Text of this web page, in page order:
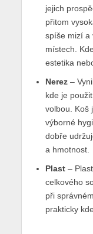
jejich
přitom
spíše mizí a
místech.
estetika
Nerez–
kde je
volbou. Koš
výborné
dobře
a hmotnost.
Plast–
celkového
při
prakticky